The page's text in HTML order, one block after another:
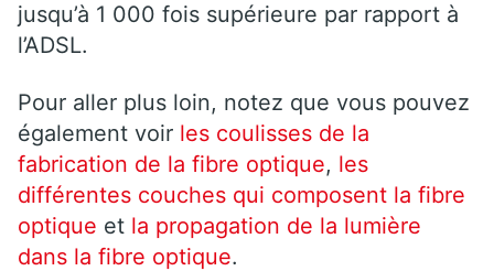
jusqu’à 1 000 fois supérieure par rapport à
l’ADSL.
Pour aller plus loin, notez que vous pouvez
également voir les coulisses de la
fabrication de la fibre optique, les
différentes couches qui composent la fibre
optique et la propagation de la lumière
dans la fibre optique.